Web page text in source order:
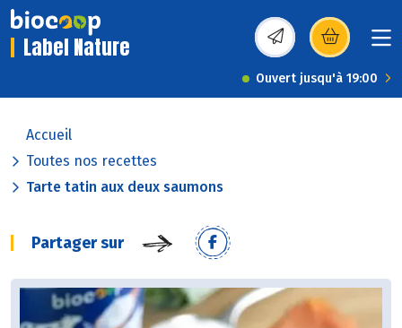
Label Nature (s’ouvre dans une
Ouvert jusqu'à 19:00
Accueil
Toutes nos recettes
Tarte tatin aux deux saumons
Partager sur